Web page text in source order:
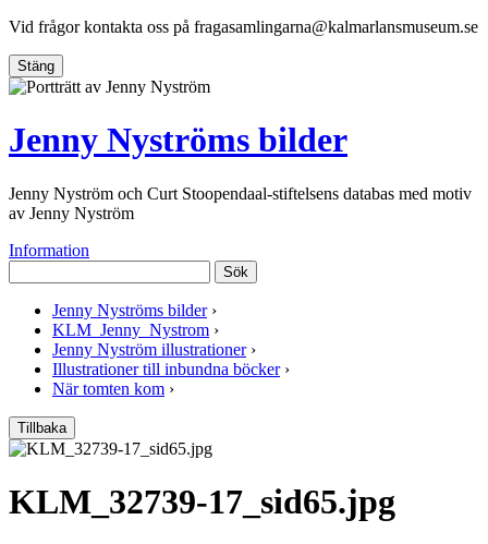
Vid frågor kontakta oss på fragasamlingarna@kalmarlansmuseum.se
Stäng
Jenny Nyströms bilder
Jenny Nyström och Curt Stoopendaal-stiftelsens databas med motiv
av Jenny Nyström
Information
Sök
Jenny Nyströms bilder ›
KLM_Jenny_Nystrom ›
Jenny Nyström illustrationer ›
Illustrationer till inbundna böcker ›
När tomten kom ›
Tillbaka
KLM_32739-17_sid65.jpg